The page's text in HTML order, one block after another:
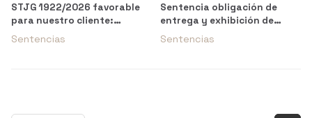
STJG 1922/2026 favorable
para nuestro cliente:
despido nulo por
Sentencias
Sentencia obligación de
entrega y exhibición de
documentación y condena
Sentencias